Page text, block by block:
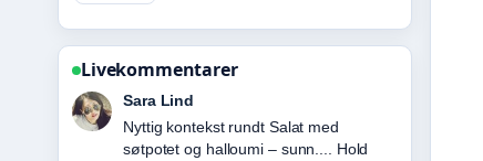
Livekommentarer
Ingrid Nilsen
Dekningen av JBL Tune 770NC –
anmeldelse, test og... oppleves solid og